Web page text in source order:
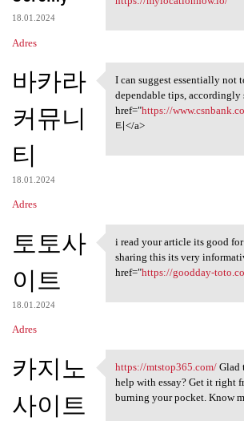
18.01.2024
Adres
바카라
커뮤니
티
18.01.2024
Adres
I can suggest
I can suggest essentially not
dependable tips, accordingly
href="https://
티</a>
토토사
이트
18.01.2024
Adres
i read your article its
i read your article its good
sharing this its very
href="https://goodday-
카지노
사이트
https://
https://mtstop365.com/Glad
help with essay? Get it right
burning your pocket. Know